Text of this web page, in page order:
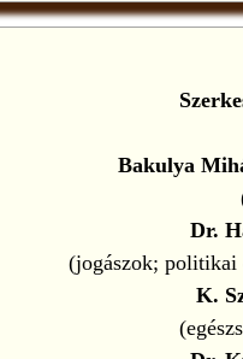
Bakulya
Dr.
(jogászok; politikai
K.